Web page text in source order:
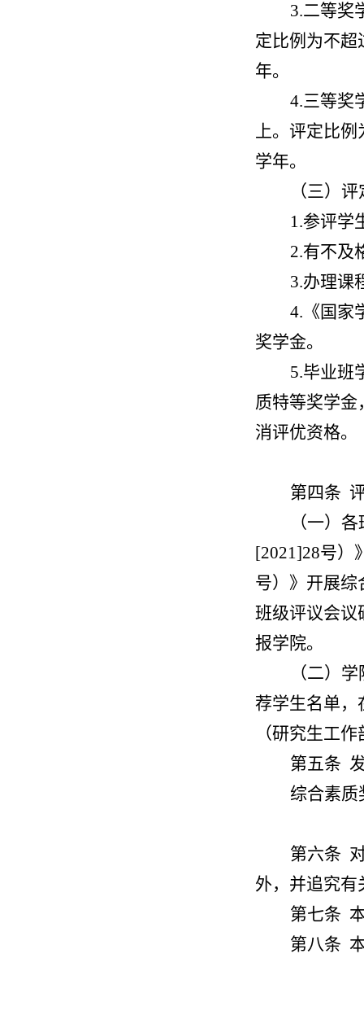
3.二等奖
定比例为不超
年。
4.三等奖
上。评定比
学年。
（三）
1.参评学
2.有不及
3.办理课
4.《国家
奖学金。
5.毕业班
质特等奖学金
消评优资格。
第四条
（一）
[2021]28号）
号）》开展综
班级评议会议
报学院。
（二）
荐学生名单，
（研究生工
第五条
综合素质
第六条
外，并追究有
第七条
第八条